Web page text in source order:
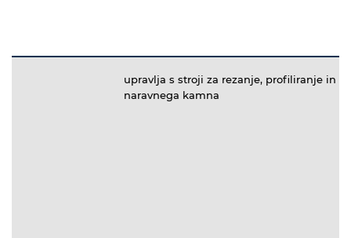
upravlja s stroji za rezanje, profiliranje in
naravnega kamna